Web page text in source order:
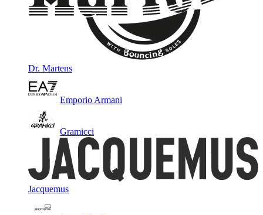
Dr. Martens
Emporio Armani
Gramicci
Jacquemus